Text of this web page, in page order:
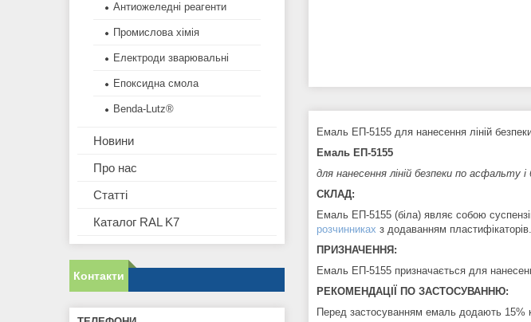
Емаль ЕП-5155 для нанесення ліній
Емаль ЕП-5155
для нанесення ліній безпеки по асфальту
СКЛАД:
Емаль ЕП-5155 (біла) являє собою
розчинниках з додаванням пластифікаторів.
ПРИЗНАЧЕННЯ:
Емаль ЕП-5155 призначається для
РЕКОМЕНДАЦІЇ ПО ЗАСТОСУВАННЮ:
Перед застосуванням емаль додають 15%
Антиожеледні реагенти
Промислова хімія
Електроди зварювальні
Епоксидна смола
Benda-Lutz®
Новини
Про нас
Статті
Каталог RAL K7
Контакти